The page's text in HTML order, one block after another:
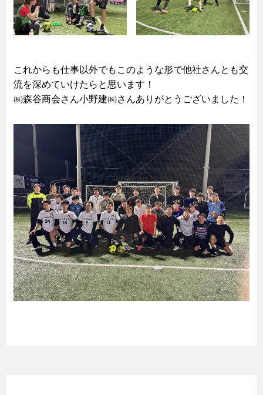
これからも仕事以外でもこのような形で他社さんとも交
流を深めていけたらと思います！
㈱森谷商会さん小野建㈱さんありがとうございました！